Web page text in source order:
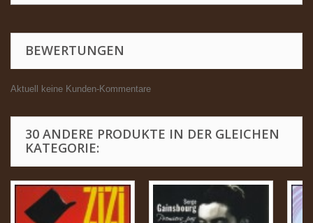
BEWERTUNGEN
Aktuell keine Kunden-Kommentare
30 ANDERE PRODUKTE IN DER GLEICHEN
KATEGORIE: